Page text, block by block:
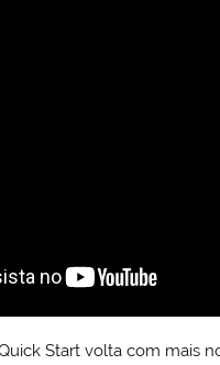
Start volta com mais